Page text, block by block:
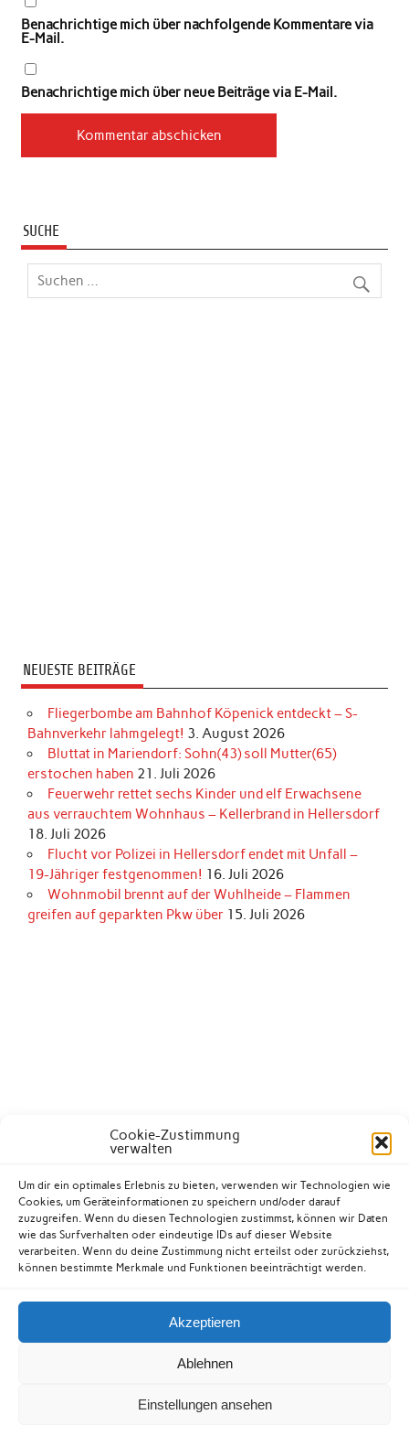
Cookie-Zustimmung
verwalten
Um dir ein optimales Erlebnis zu bieten, verwenden wir Technologien wie
Cookies, um Geräteinformationen zu speichern und/oder darauf
zuzugreifen. Wenn du diesen Technologien zustimmst, können wir Daten
wie das Surfverhalten oder eindeutige IDs auf dieser Website
verarbeiten. Wenn du deine Zustimmung nicht erteilst oder zurückziehst,
können bestimmte Merkmale und Funktionen beeinträchtigt werden.
Akzeptieren
Ablehnen
Einstellungen ansehen
Benachrichtige mich über nachfolgende Kommentare via
E-Mail.
Benachrichtige mich über neue Beiträge via E-Mail.
SUCHE
NEUESTE BEITRÄGE
Fliegerbombe am Bahnhof Köpenick entdeckt – S-
Bahnverkehr lahmgelegt! 3. August 2026
Bluttat in Mariendorf: Sohn(43) soll Mutter(65)
erstochen haben 21. Juli 2026
Feuerwehr rettet sechs Kinder und elf Erwachsene
aus verrauchtem Wohnhaus – Kellerbrand in Hellersdorf
18. Juli 2026
Flucht vor Polizei in Hellersdorf endet mit Unfall –
19-Jähriger festgenommen! 16. Juli 2026
Wohnmobil brennt auf der Wuhlheide – Flammen
greifen auf geparkten Pkw über 15. Juli 2026
Datenschutzerklärung